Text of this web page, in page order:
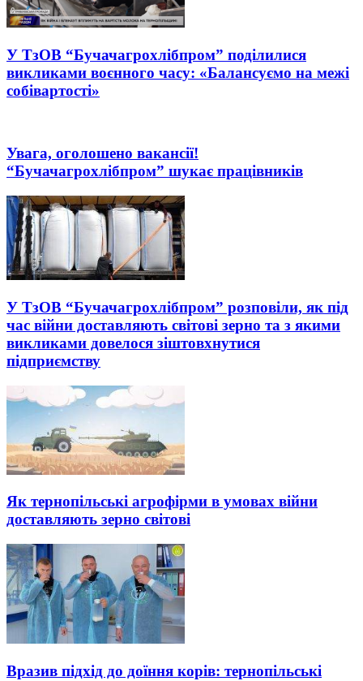
У ТзОВ “Бучачагрохлібпром” поділилися
викликами воєнного часу: «Балансуємо на межі
собівартості»
Увага, оголошено вакансії!
“Бучачагрохлібпром” шукає працівників
У ТзОВ “Бучачагрохлібпром” розповіли, як під
час війни доставляють світові зерно та з якими
викликами довелося зіштовхнутися
підприємству
Як тернопільські агрофірми в умовах війни
доставляють зерно світові
Вразив підхід до доїння корів: тернопільські